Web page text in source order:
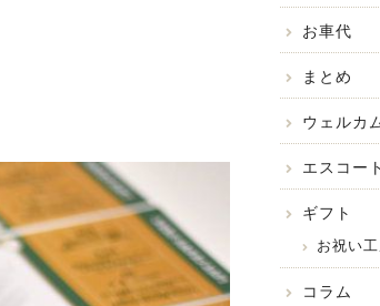
お車代
まとめ
ウェルカ
エスコー
ギフト
お祝い
コラム